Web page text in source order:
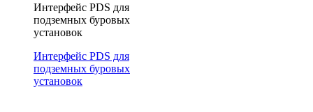
Интерфейс PDS для
подземных буровых
установок
Интерфейс PDS для
подземных буровых
установок